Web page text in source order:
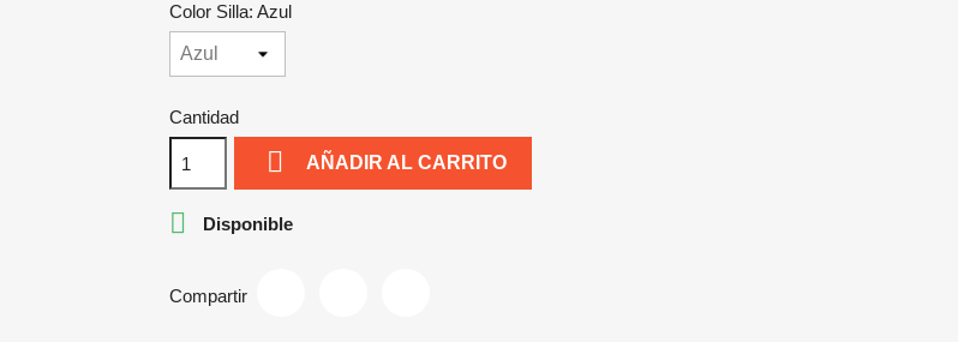
Color Silla: Azul
Cantidad
 AÑADIR AL CARRITO
 Disponible
Compartir